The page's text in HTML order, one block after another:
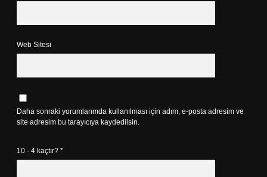
Web Sitesi
Daha sonraki yorumlarımda kullanılması için adım, e-posta adresim ve
site adresim bu tarayıcıya kaydedilsin.
10 - 4 kaçtır? *